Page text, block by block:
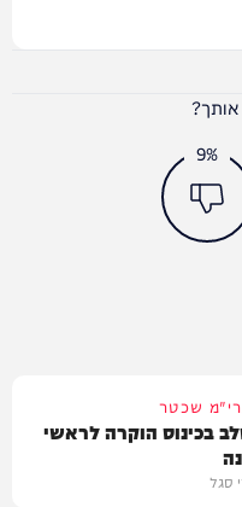
9%
שכטר
בכינוס הוקרה לראשי
סגל